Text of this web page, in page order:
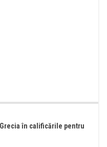
în calificările pentru